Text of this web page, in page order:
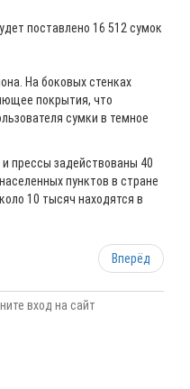
поставлено 16 512 сумок
На боковых стенках
покрытия, что
сумки в темное
прессы задействованы 40
пунктов в стране
10 тысяч находятся в
Вперёд
вход на сайт